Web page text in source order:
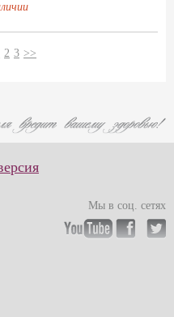
2 3 >>
Мы в соц. сетях